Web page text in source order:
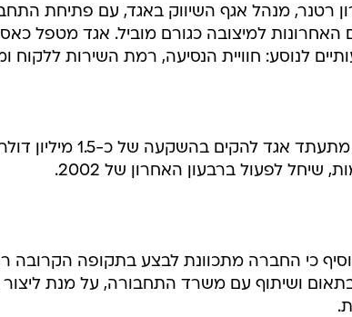
רטנר, מנהל אגף השיווק באגד, עם פתיחת
האחרונות למיצובה כגורם מוביל. אגד מטפל
לנוסע: חוויית הנסיעה, רמת השירות ללקוח
לדבריו, מתעתד
שיחל לפעול ברבעון האחרון של 2002.
כי החברה מתכוונת לבצע בתקופה הקרובה
ושיתוף עם משרד התחבורה, על מנת